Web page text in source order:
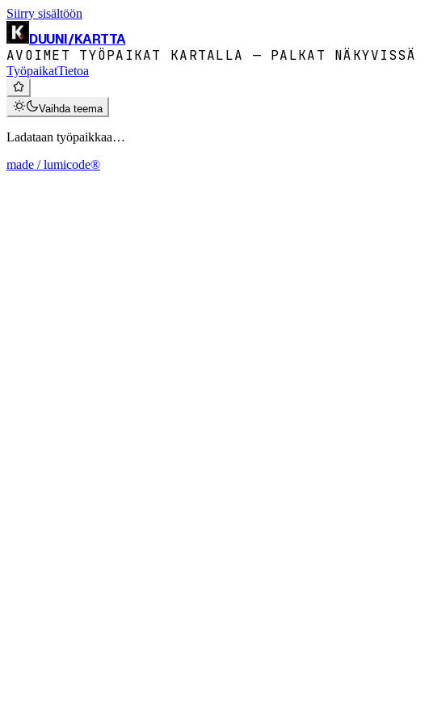
Siirry sisältöön
DUUNI/KARTTA
AVOIMET TYÖPAIKAT KARTALLA — PALKAT NÄKYVISSÄ
TyöpaikatTietoa
Vaihda teema
Ladataan työpaikkaa…
made / lumicode®